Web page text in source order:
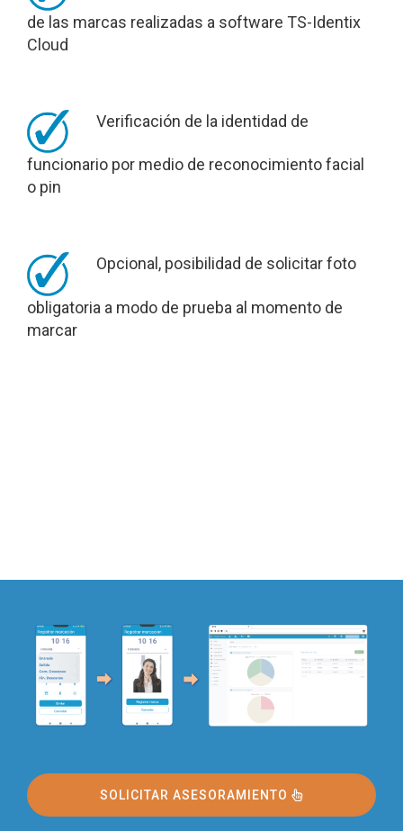
de las marcas realizadas a software TS-Identix
Cloud
Verificación de la identidad de
funcionario por medio de reconocimiento facial
o pin
Opcional, posibilidad de solicitar foto
obligatoria a modo de prueba al momento de
marcar
SOLICITAR ASESORAMIENTO